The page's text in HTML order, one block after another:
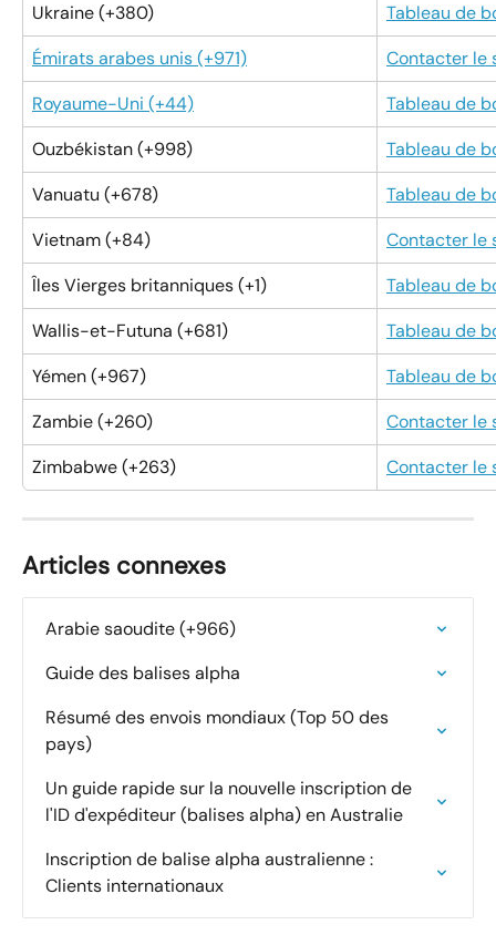
Ukraine (+380)
Tableau de
Émirats arabes unis (+971)
Contacter le
Royaume-Uni (+44)
Tableau de
Ouzbékistan (+998)
Tableau de
Vanuatu (+678)
Tableau de
Vietnam (+84)
Contacter le
Îles Vierges britanniques (+1)
Tableau de
Wallis-et-Futuna (+681)
Tableau de
Yémen (+967)
Tableau de
Zambie (+260)
Contacter le
Zimbabwe (+263)
Contacter le
Articles connexes
Arabie saoudite (+966)
Guide des balises alpha
Résumé des envois mondiaux (Top 50 des
pays)
Un guide rapide sur la nouvelle inscription de
l'ID d'expéditeur (balises alpha) en Australie
Inscription de balise alpha australienne :
Clients internationaux